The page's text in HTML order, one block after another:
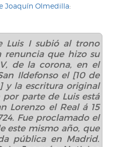
Joaquín Olmedilla:
Luis I subió al trono
renuncia que hizo su
de la corona, en el
Ildefonso el [10 de
y la escritura original
parte de Luis está
Lorenzo el Real á 15
Fue proclamado el
este mismo año, que
pública en Madrid.